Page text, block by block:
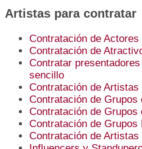
Artistas para contratar
Contratación de
Contratación de
Contratar
sencillo
Contratación de Artistas
Contratación de Grupos
Contratación de Grupos
Contratación de Grupos
Contratación de Artistas